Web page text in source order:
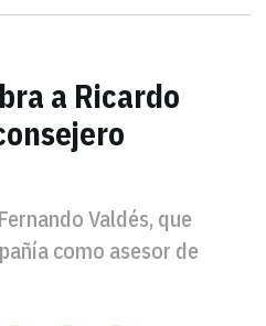
a Ricardo
Valdés, que
como asesor de